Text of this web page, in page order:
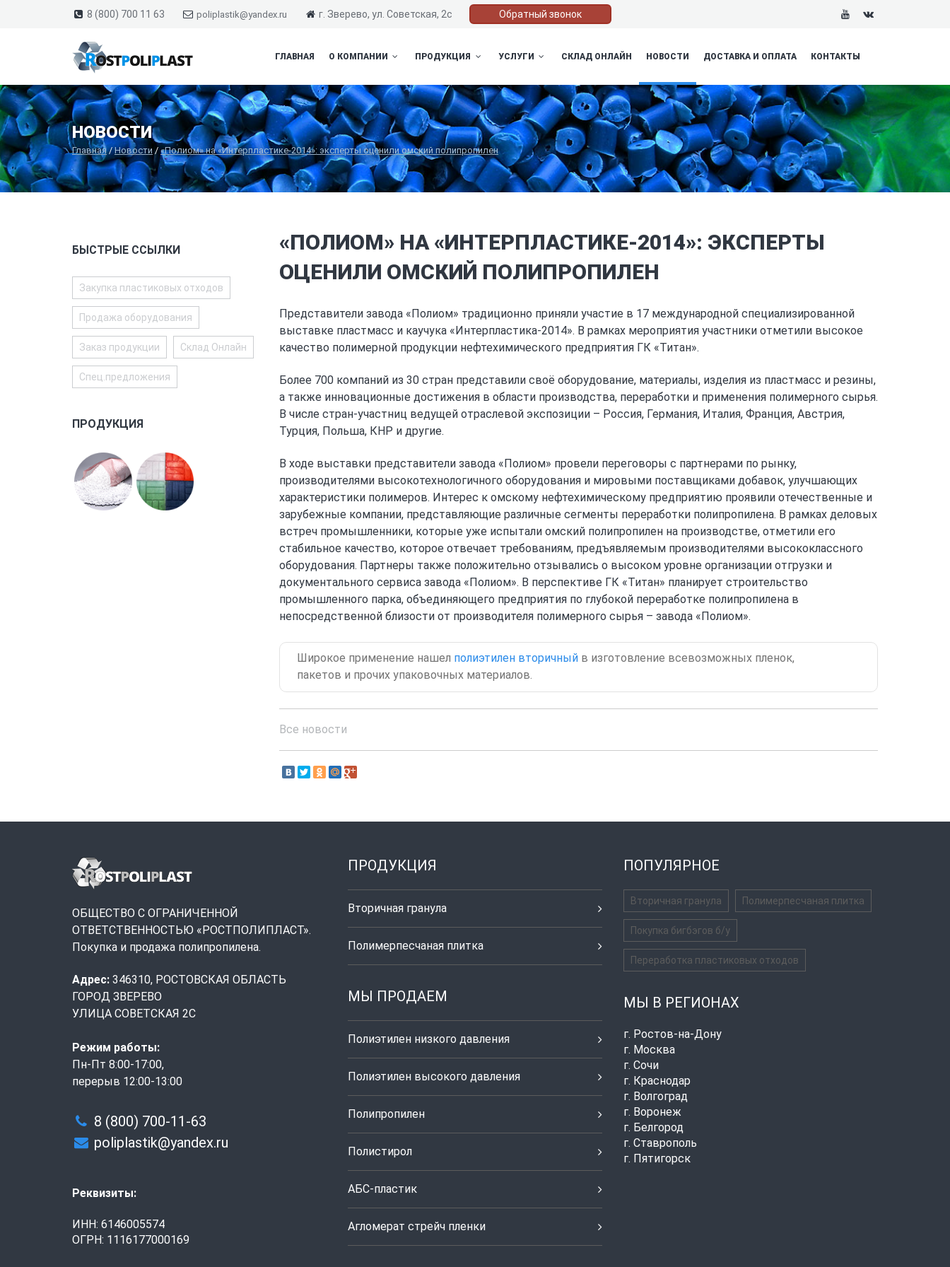
8 (800) 700 11 63 poliplastik@yandex.ru г. Зверево, ул. Советская, 2с Обратный звонок
ГЛАВНАЯ О КОМПАНИИ ПРОДУКЦИЯ УСЛУГИ СКЛАД ОНЛАЙН НОВОСТИ ДОСТАВКА И ОПЛАТА КОНТАКТЫ
НОВОСТИ
Главная/Новости / «Полиом» на «Интерпластике-2014»: эксперты оценили омский полипропилен
«ПОЛИОМ» НА «ИНТЕРПЛАСТИКЕ-2014»: ЭКСПЕРТЫ
ОЦЕНИЛИ ОМСКИЙ ПОЛИПРОПИЛЕН
Представители завода «Полиом» традиционно приняли участие в 17 международной специализированной
выставке пластмасс и каучука «Интерпластика-2014». В рамках мероприятия участники отметили высокое
качество полимерной продукции нефтехимического предприятия ГК «Титан».
Более 700 компаний из 30 стран представили своё оборудование, материалы, изделия из пластмасс и резины,
а также инновационные достижения в области производства, переработки и применения полимерного сырья.
В числе стран-участниц ведущей отраслевой экспозиции – Россия, Германия, Италия, Франция, Австрия,
Турция, Польша, КНР и другие.
В ходе выставки представители завода «Полиом» провели переговоры с партнерами по рынку,
производителями высокотехнологичного оборудования и мировыми поставщиками добавок, улучшающих
характеристики полимеров. Интерес к омскому нефтехимическому предприятию проявили отечественные и
зарубежные компании, представляющие различные сегменты переработки полипропилена. В рамках деловых
встреч промышленники, которые уже испытали омский полипропилен на производстве, отметили его
стабильное качество, которое отвечает требованиям, предъявляемым производителями высококлассного
оборудования. Партнеры также положительно отзывались о высоком уровне организации отгрузки и
документального сервиса завода «Полиом». В перспективе ГК «Титан» планирует строительство
промышленного парка, объединяющего предприятия по глубокой переработке полипропилена в
непосредственной близости от производителя полимерного сырья – завода «Полиом».
Широкое применение нашел полиэтилен вторичныйв изготовление всевозможных пленок,
пакетов и прочих упаковочных материалов.
Все новости
БЫСТРЫЕ ССЫЛКИ
Закупка пластиковых отходов
Продажа оборудования
Заказ продукции Склад Онлайн
Спец.предложения
ПРОДУКЦИЯ
ОБЩЕСТВО С ОГРАНИЧЕННОЙ
ОТВЕТСТВЕННОСТЬЮ «РОСТПОЛИПЛАСТ».
Покупка и продажа полипропилена.
Адрес: 346310, РОСТОВСКАЯ ОБЛАСТЬ
ГОРОД ЗВЕРЕВО
УЛИЦА СОВЕТСКАЯ 2С
Режим работы:
Пн-Пт 8:00-17:00,
перерыв 12:00-13:00
8 (800) 700-11-63
poliplastik@yandex.ru
Реквизиты:
ИНН: 6146005574
ОГРН: 1116177000169
ПРОДУКЦИЯ
Вторичная гранула
Полимерпесчаная плитка
МЫ ПРОДАЕМ
Полиэтилен низкого давления
Полиэтилен высокого давления
Полипропилен
Полистирол
АБС-пластик
Агломерат стрейч пленки
ПОПУЛЯРНОЕ
Вторичная гранула Полимерпесчаная плитка
Покупка бигбэгов б/у
Переработка пластиковых отходов
МЫ В РЕГИОНАХ
г. Ростов-на-Дону
г. Москва
г. Сочи
г. Краснодар
г. Волгоград
г. Воронеж
г. Белгород
г. Ставрополь
г. Пятигорск